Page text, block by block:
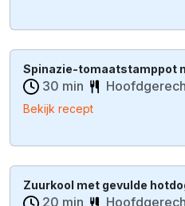
Spinazie-tomaatstamppot
30 min
Bekijk recept
Zuurkool met gevulde
20 min